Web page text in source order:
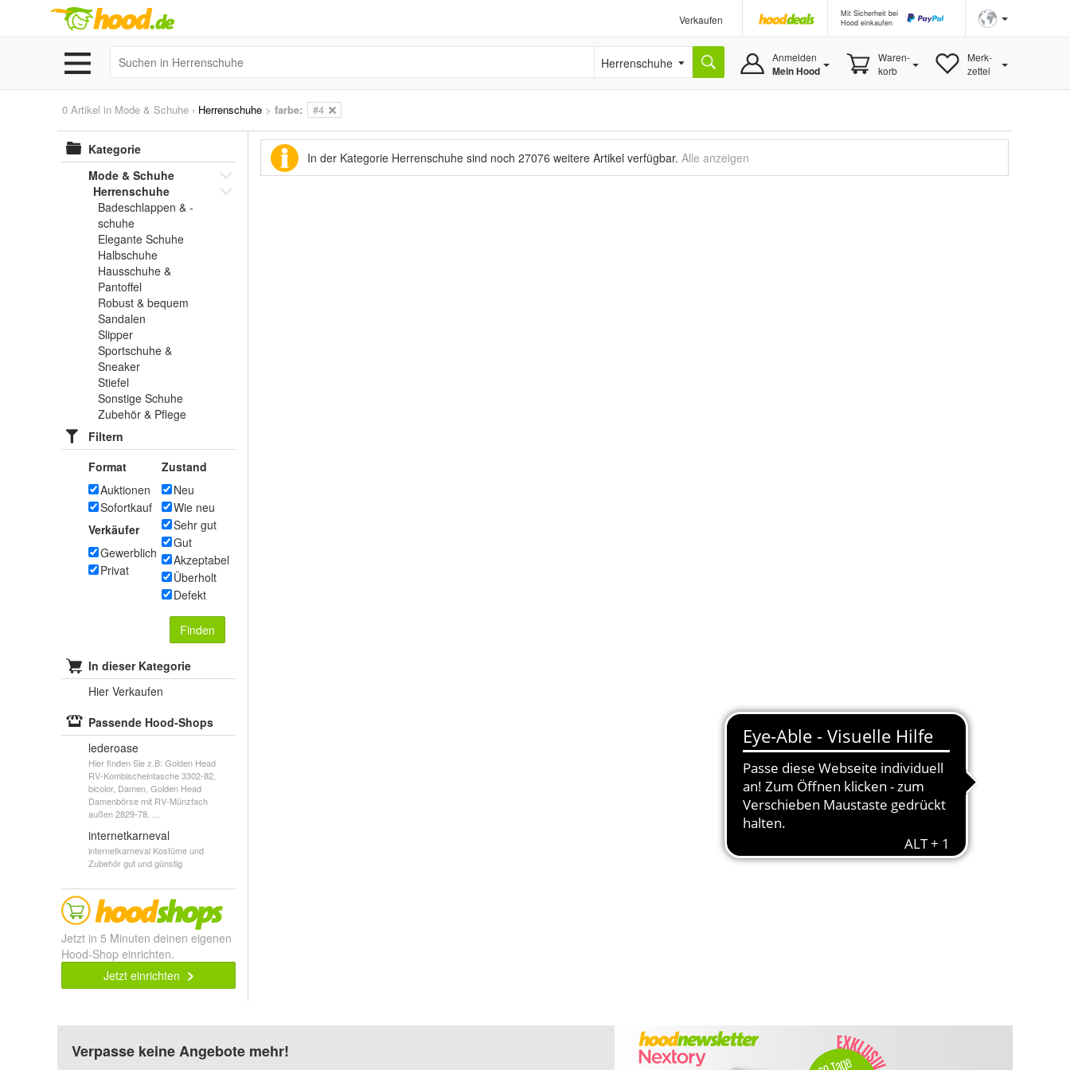
Verkaufen
Mit Sicherheit bei
Hood einkaufen
Herrenschuhe Anmelden
Mein Hood
Waren-
korb
Merk-
zettel
0 Artikel in Mode & Schuhe › Herrenschuhe > farbe: #4
Kategorie
Mode & Schuhe
Herrenschuhe
Badeschlappen & -
schuhe
Elegante Schuhe
Halbschuhe
Hausschuhe &
Pantoffel
Robust & bequem
Sandalen
Slipper
Sportschuhe &
Sneaker
Stiefel
Sonstige Schuhe
Zubehör & Pflege
Filtern
Format
Auktionen
Sofortkauf
Verkäufer
Gewerblich
Privat
Zustand
Neu
Wie neu
Sehr gut
Gut
Akzeptabel
Überholt
Defekt
Finden
In dieser Kategorie
Hier Verkaufen
Passende Hood-Shops
lederoase
Hier finden Sie z.B: Golden Head
RV-Kombischeintasche 3302-82,
bicolor, Damen, Golden Head
Damenbörse mit RV-Münzfach
außen 2829-78, ...
internetkarneval
internetkarneval Kostüme und
Zubehör gut und günstig
Jetzt in 5 Minuten deinen eigenen
Hood-Shop einrichten.
Jetzt einrichten
In der Kategorie Herrenschuhe sind noch 27076 weitere Artikel verfügbar. Alle anzeigen
Verpasse keine Angebote mehr!